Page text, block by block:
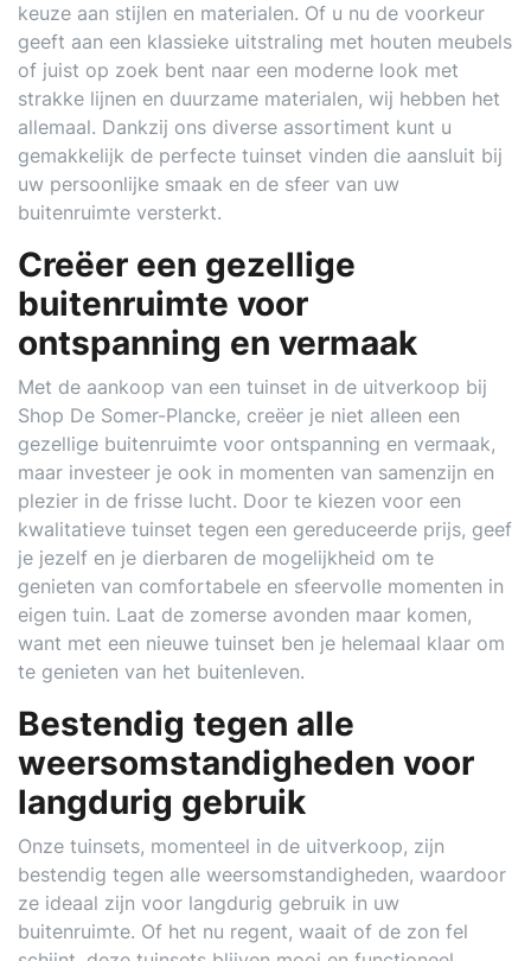
keuze aan stijlen en materialen. Of u nu de voorkeur
geeft aan een klassieke uitstraling met houten meubels
of juist op zoek bent naar een moderne look met
strakke lijnen en duurzame materialen, wij hebben het
allemaal. Dankzij ons diverse assortiment kunt u
gemakkelijk de perfecte tuinset vinden die aansluit bij
uw persoonlijke smaak en de sfeer van uw
buitenruimte versterkt.
Creëer een gezellige
buitenruimte voor
ontspanning en vermaak
Met de aankoop van een tuinset in de uitverkoop bij
Shop De Somer-Plancke, creëer je niet alleen een
gezellige buitenruimte voor ontspanning en vermaak,
maar investeer je ook in momenten van samenzijn en
plezier in de frisse lucht. Door te kiezen voor een
kwalitatieve tuinset tegen een gereduceerde prijs, geef
je jezelf en je dierbaren de mogelijkheid om te
genieten van comfortabele en sfeervolle momenten in
eigen tuin. Laat de zomerse avonden maar komen,
want met een nieuwe tuinset ben je helemaal klaar om
te genieten van het buitenleven.
Bestendig tegen alle
weersomstandigheden voor
langdurig gebruik
Onze tuinsets, momenteel in de uitverkoop, zijn
bestendig tegen alle weersomstandigheden, waardoor
ze ideaal zijn voor langdurig gebruik in uw
buitenruimte. Of het nu regent, waait of de zon fel